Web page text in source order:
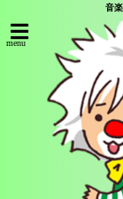
音
menu